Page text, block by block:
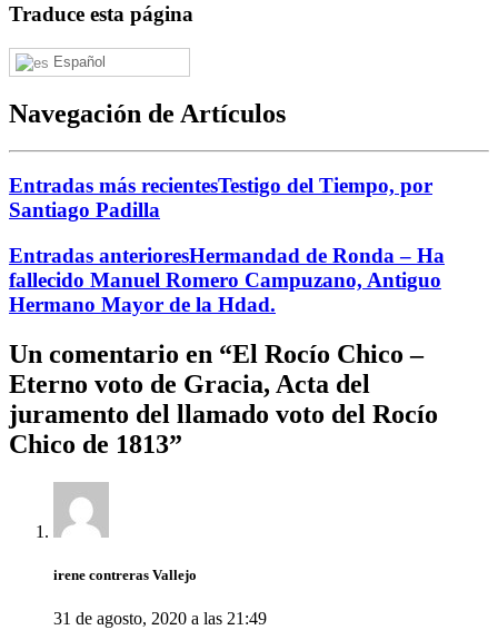
Traduce esta página
Español
Navegación de Artículos
Entradas más recientesTestigo del Tiempo, por
Santiago Padilla
Entradas anterioresHermandad de Ronda – Ha
fallecido Manuel Romero Campuzano, Antiguo
Hermano Mayor de la Hdad.
Un comentario en “El Rocío Chico –
Eterno voto de Gracia, Acta del
juramento del llamado voto del Rocío
Chico de 1813”
irene contreras Vallejo
31 de agosto, 2020 a las 21:49